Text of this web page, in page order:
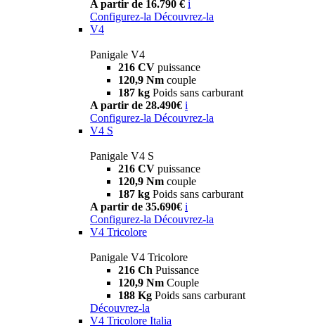
A partir de 16.790 € i
Configurez-la Découvrez-la
V4
Panigale V4
216 CV puissance
120,9 Nm couple
187 kg Poids sans carburant
A partir de 28.490€ i
Configurez-la Découvrez-la
V4 S
Panigale V4 S
216 CV puissance
120,9 Nm couple
187 kg Poids sans carburant
A partir de 35.690€ i
Configurez-la Découvrez-la
V4 Tricolore
Panigale V4 Tricolore
216 Ch Puissance
120,9 Nm Couple
188 Kg Poids sans carburant
Découvrez-la
V4 Tricolore Italia